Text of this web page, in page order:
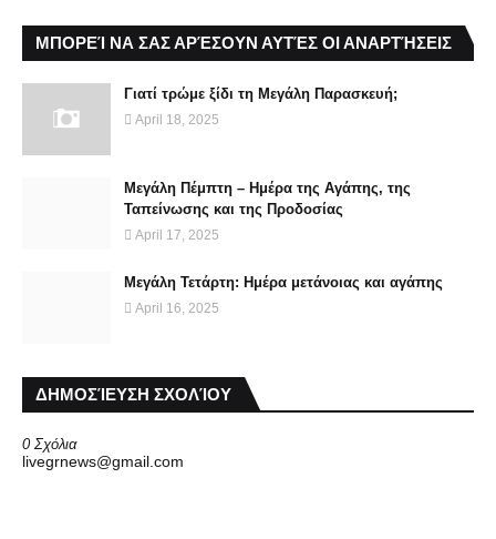
ΜΠΟΡΕΊ ΝΑ ΣΑΣ ΑΡΈΣΟΥΝ ΑΥΤΈΣ ΟΙ ΑΝΑΡΤΉΣΕΙΣ
Γιατί τρώμε ξίδι τη Μεγάλη Παρασκευή;
April 18, 2025
Μεγάλη Πέμπτη – Ημέρα της Αγάπης, της
Ταπείνωσης και της Προδοσίας
April 17, 2025
Μεγάλη Τετάρτη: Ημέρα μετάνοιας και αγάπης
April 16, 2025
ΔΗΜΟΣΊΕΥΣΗ ΣΧΟΛΊΟΥ
0 Σχόλια
livegrnews@gmail.com